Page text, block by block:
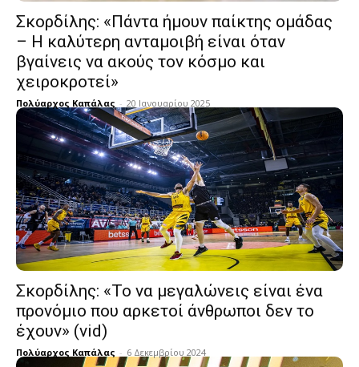
Σκορδίλης: «Πάντα ήμουν παίκτης ομάδας
– Η καλύτερη ανταμοιβή είναι όταν
βγαίνεις να ακούς τον κόσμο και
χειροκρoτεί»
Πολύαρχος Καπάλας - 20 Ιανουαρίου 2025
Σκορδίλης: «Το να μεγαλώνεις είναι ένα
προνόμιο που αρκετοί άνθρωποι δεν το
έχουν» (vid)
Πολύαρχος Καπάλας - 6 Δεκεμβρίου 2024